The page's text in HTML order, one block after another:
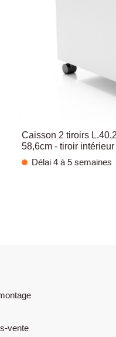
Caisson 2 tiroirs
58,6cm - tiroir
Délai 4 à 5 semaines
vente